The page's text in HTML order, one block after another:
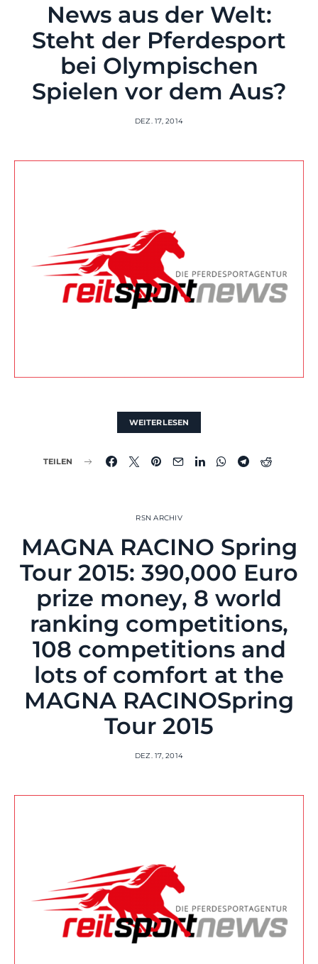
News aus der Welt:
Steht der Pferdesport
bei Olympischen
Spielen vor dem Aus?
DEZ. 17, 2014
WEITERLESEN
TEILEN
RSN ARCHIV
MAGNA RACINO Spring
Tour 2015: 390,000 Euro
prize money, 8 world
ranking competitions,
108 competitions and
lots of comfort at the
MAGNA RACINOSpring
Tour 2015
DEZ. 17, 2014